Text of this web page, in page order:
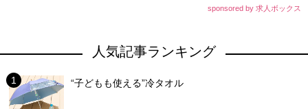
sponsored by 求人ボックス
人気記事ランキング
“子どもも使える”冷タオル